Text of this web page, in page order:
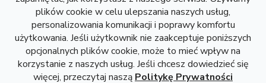
plików cookie w celu ulepszania naszych usług,
personalizowania komunikacji i poprawy komfortu
użytkowania. Jeśli użytkownik nie zaakceptuje poniższych
opcjonalnych plików cookie, może to mieć wpływ na
korzystanie z naszych usług. Jeśli chcesz dowiedzieć się
więcej, przeczytaj naszą Politykę Prywatności